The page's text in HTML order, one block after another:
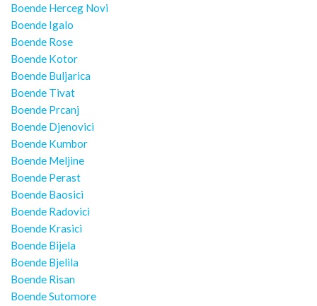
Boende Herceg Novi
Boende Igalo
Boende Rose
Boende Kotor
Boende Buljarica
Boende Tivat
Boende Prcanj
Boende Djenovici
Boende Kumbor
Boende Meljine
Boende Perast
Boende Baosici
Boende Radovici
Boende Krasici
Boende Bijela
Boende Bjelila
Boende Risan
Boende Sutomore